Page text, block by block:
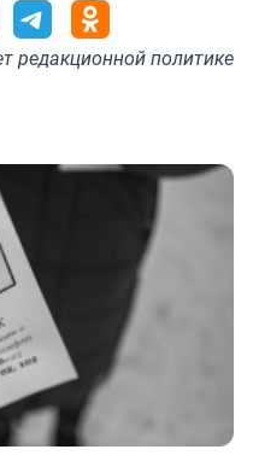
редакционной политике